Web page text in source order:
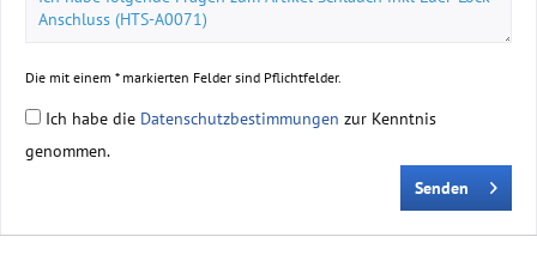
Die mit einem * markierten Felder sind Pflichtfelder.
Ich habe die Datenschutzbestimmungen zur Kenntnis
genommen.
Senden